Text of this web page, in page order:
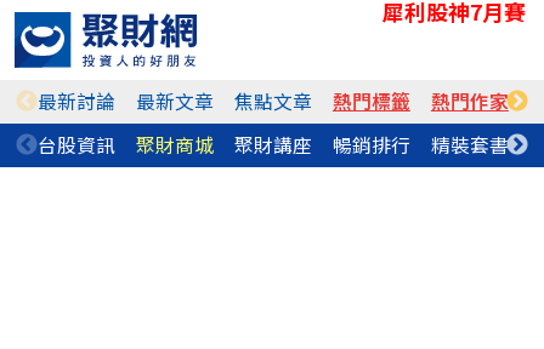
犀利股神7月賽
最新討論 最新文章 焦點文章 熱門標籤 熱門作家
台股資訊
聚財商城 聚財講座 暢銷排行 精裝套書